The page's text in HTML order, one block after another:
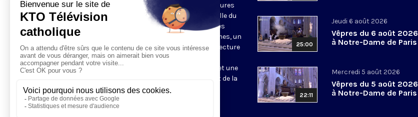
rouverte. Les Vêpres font partie des Heures
de l’Office divin, c’est la prière solennelle du
soir. L’office de Vêpres comprend, après
l’introduction, une hymne, deux Psaumes, un
Cantique du Nouveau Testament, une lecture
brève, le chant d’actions de grâces du
Magnificat, les prières d’intercession et une
brève oraison. Les textes des Vêpres et de la
messe sont presque toujours ceux
qu’indiquent le site
25:00
Jeudi 6 août 2026
Vêpres du 6 août 2026
à Notre-Dame de Paris
22:11
Mercredi 5 août 2026
Vêpres du 5 août 2026
à Notre-Dame de Paris